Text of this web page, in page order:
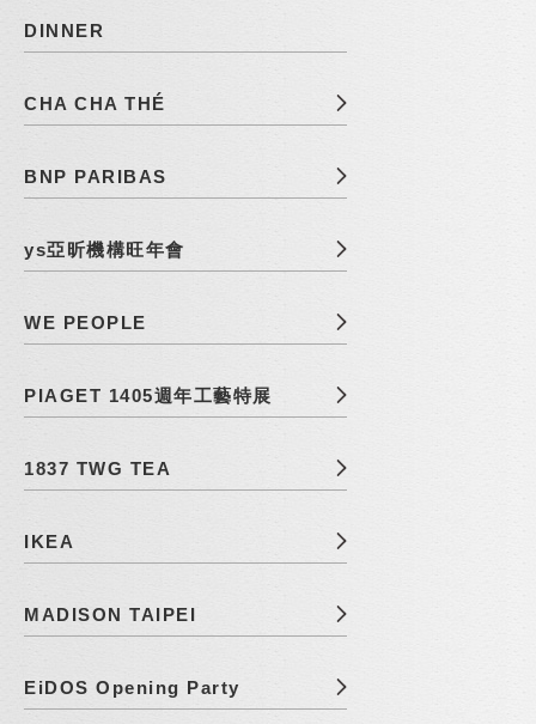
DINNER
CHA CHA THÉ
BNP PARIBAS
ys亞昕機構旺年會
WE PEOPLE
PIAGET 1405週年工藝特展
1837 TWG TEA
IKEA
MADISON TAIPEI
EiDOS Opening Party